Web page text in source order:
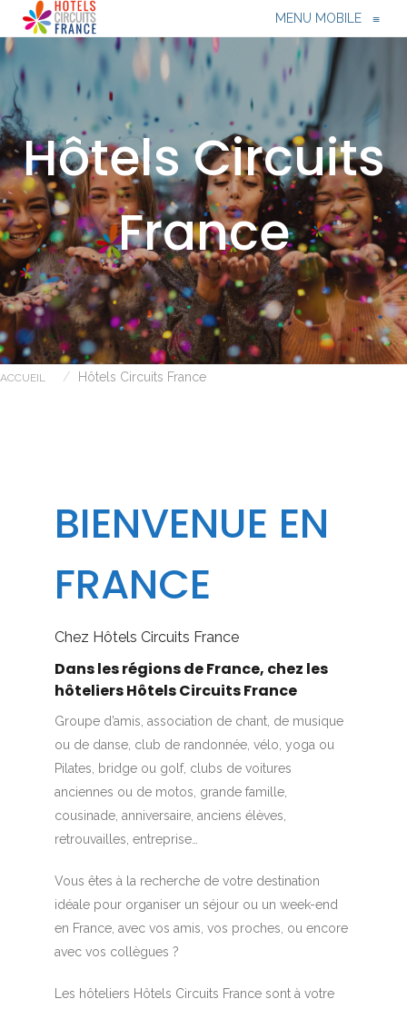
MENU MOBILE ≡
Hôtels Circuits
France
ACCUEIL Hôtels Circuits France
BIENVENUE EN
FRANCE
Chez Hôtels Circuits France
Dans les régions de France, chez les
hôteliers Hôtels Circuits France
Groupe d’amis, association de chant, de musique
ou de danse, club de randonnée, vélo, yoga ou
Pilates, bridge ou golf, clubs de voitures
anciennes ou de motos, grande famille,
cousinade, anniversaire, anciens élèves,
retrouvailles, entreprise…
Vous êtes à la recherche de votre destination
idéale pour organiser un séjour ou un week-end
en France, avec vos amis, vos proches, ou encore
avec vos collègues ?
Les hôteliers Hôtels Circuits France sont à votre